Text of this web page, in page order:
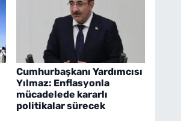
Cumhurbaşkanı Yardımcısı
Yılmaz: Enflasyonla
mücadelede kararlı
politikalar sürecek